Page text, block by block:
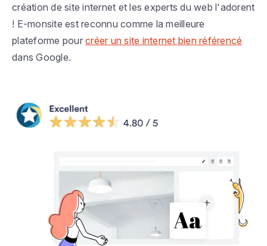
création de site internet et les experts du web l'adorent
! E-monsite est reconnu comme la meilleure
plateforme pour créer un site internet bien référencé
dans Google.